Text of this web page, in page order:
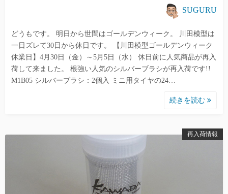
SUGURU
どうもです。 明日から世間はゴールデンウィーク。 川田模型は
一日ズレて30日から休日です。 【川田模型ゴールデンウィーク
休業日】4月30日（金）～5月5日（水） 休日前に人気商品が再入
荷して来ました。 根強い人気のシルバーブラシが再入荷です!!
M1B05 シルバーブラシ：2個入 ミニ用タイヤの24…
続きを読む
再入荷情報